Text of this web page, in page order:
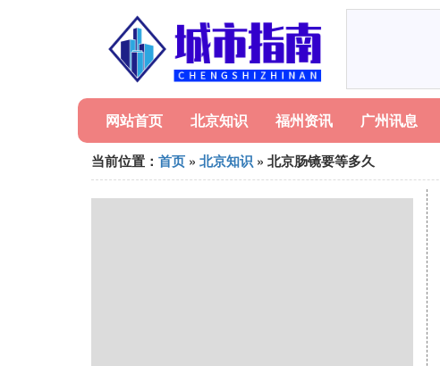
网站首页 北京知识 福州资讯 广州讯息
当前位置： 首页 » 北京知识 » 北京肠镜要等多久